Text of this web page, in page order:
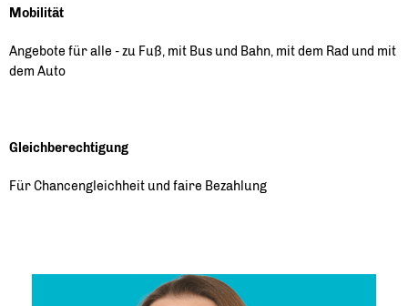
Mobilität
Angebote für alle - zu Fuß, mit Bus und Bahn, mit dem Rad und mit
dem Auto
Gleichberechtigung
Für Chancengleichheit und faire Bezahlung